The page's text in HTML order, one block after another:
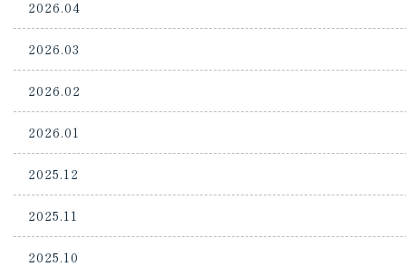
2026.04
2026.03
2026.02
2026.01
2025.12
2025.11
2025.10